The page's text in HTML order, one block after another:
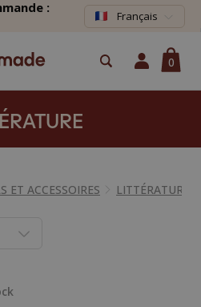
:
Français
0
ET ACCESSOIRES LITTÉRATURE